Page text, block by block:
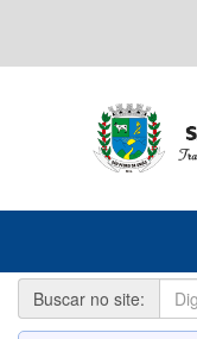
Buscar no site: